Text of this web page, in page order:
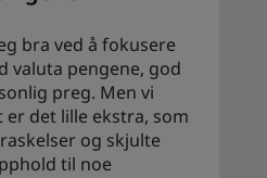
bra ved å fokusere
valuta pengene, god
preg. Men vi
er det lille ekstra, som
og skjulte
til noe